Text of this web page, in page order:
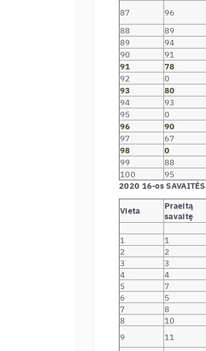
87
96
88
89
89
94
90
91
91 78
92 0
93 80
94 93
95
0
96 90
97 67
98 0
99 88
100
95
2020 16-os
Vieta
Praeitą
savaitę
1 1
2
2
3
3
4
4
5
7
6
5
7
8
8
10
9
11